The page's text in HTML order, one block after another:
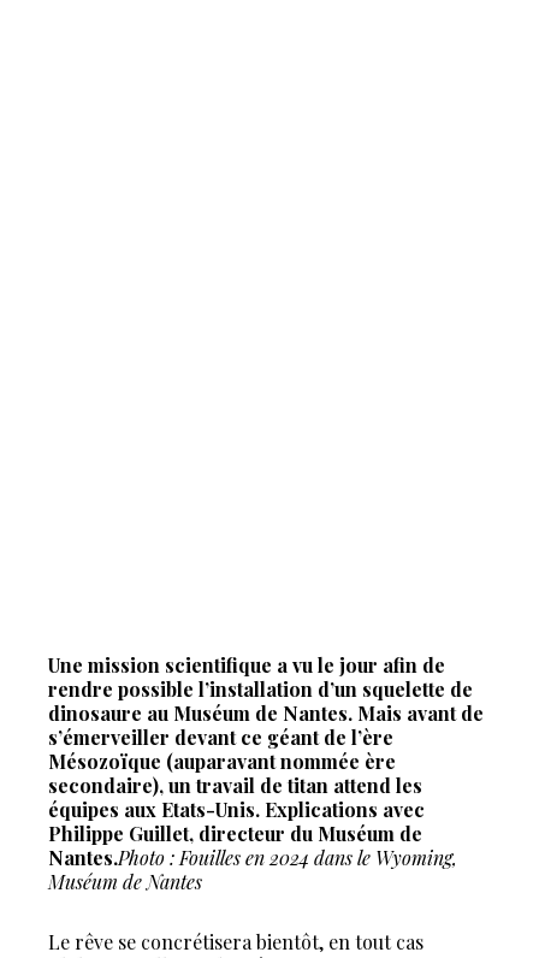
Une mission scientifique a vu le jour afin de
rendre possible l’installation d’un squelette de
dinosaure au Muséum de Nantes. Mais avant de
s’émerveiller devant ce géant de l’ère
Mésozoïque (auparavant nommée ère
secondaire), un travail de titan attend les
équipes aux Etats-Unis. Explications avec
Philippe Guillet, directeur du Muséum de
Nantes.Photo : Fouilles en 2024 dans le Wyoming,
Muséum de Nantes
Le rêve se concrétisera bientôt, en tout cas